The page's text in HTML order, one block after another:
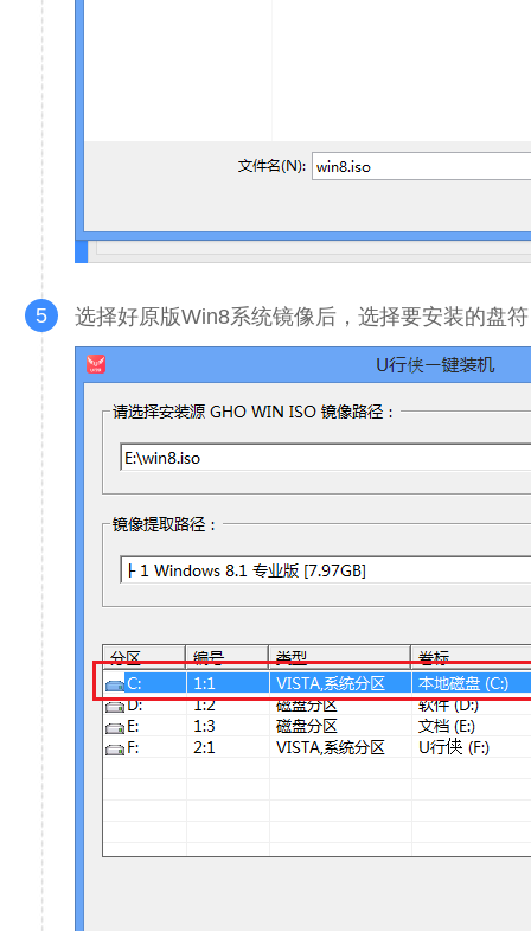
5 选择好原版Win8系统镜像后，选择要安装的盘